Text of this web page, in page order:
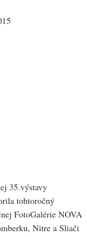
35.výstavy
tohtoročný
FotoGalérie NOVA
Nitre a Sliači